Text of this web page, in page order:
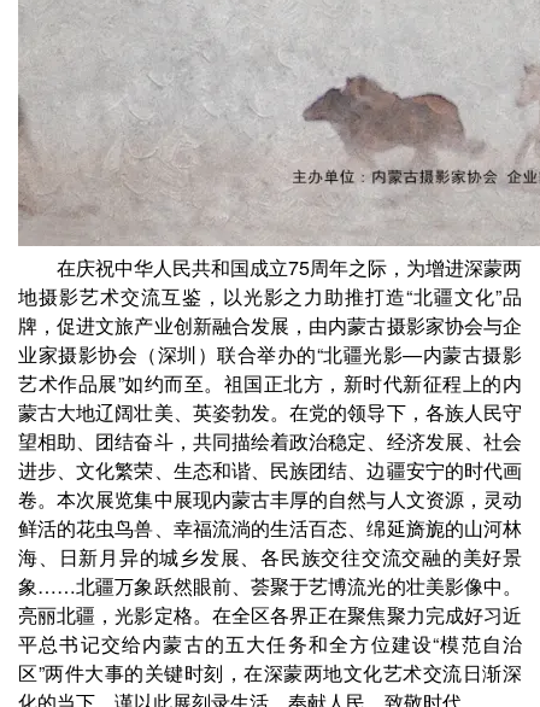
在庆祝中华人民共和国成立75周年之际，为增进深蒙两
地摄影艺术交流互鉴，以光影之力助推打造“北疆文化”品
牌，促进文旅产业创新融合发展，由内蒙古摄影家协会与企
业家摄影协会（深圳）联合举办的“北疆光影—内蒙古摄影
艺术作品展”如约而至。祖国正北方， 新时代新征程上的内
蒙古大地辽阔壮美、英姿勃发。在党的领导下，各族人民守
望相助、团结奋斗，共同描绘着政治稳定、经济发展、社会
进步、文化繁荣、生态和谐、民族团结、边疆安宁的时代画
卷。本次展览集中展现内蒙古丰厚的自然与人文资源，灵动
鲜活的花虫鸟兽、幸福流淌的生活百态、绵延旖旎的山河林
海、日新月异的城乡发展、各民族交往交流交融的美好景
象……北疆万象跃然眼前、荟聚于艺博流光的壮美影像中。
亮丽北疆，光影定格。在全区各界正在聚焦聚力完成好习近
平总书记交给内蒙古的五大任务和全方位建设“模范自治
区”两件大事的关键时刻，在深蒙两地文化艺术交流日渐深